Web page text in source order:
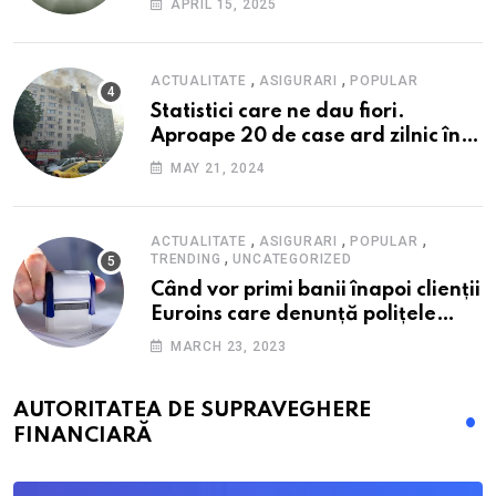
APRIL 15, 2025
ACTUALITATE , ASIGURARI ,POPULAR
Statistici care ne dau fiori.
Aproape 20 de case ard zilnic în
România, iar pagubele au
nici 40 de lei pe lună
MAY 21, 2024
ACTUALITATE , ASIGURARI ,POPULAR ,
TRENDING ,UNCATEGORIZED
Când vor primi banii înapoi clienții
Euroins care denunță polițele
RCA? Toți pașii și toate termenele
MARCH 23, 2023
AUTORITATEA DE SUPRAVEGHERE
FINANCIARĂ